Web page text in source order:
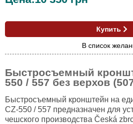
Купить
В список
Быстросъемный
550 / 557 без верхов
Быстросъемный кронштейн на
CZ-550 / 557 предназначен для
чешского производства Česká